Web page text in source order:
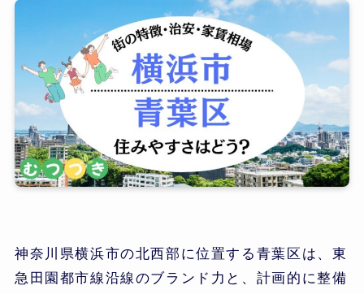
神奈川県横浜市の北西部に位置する青葉区は、東
急田園都市線沿線のブランド力と、計画的に整備